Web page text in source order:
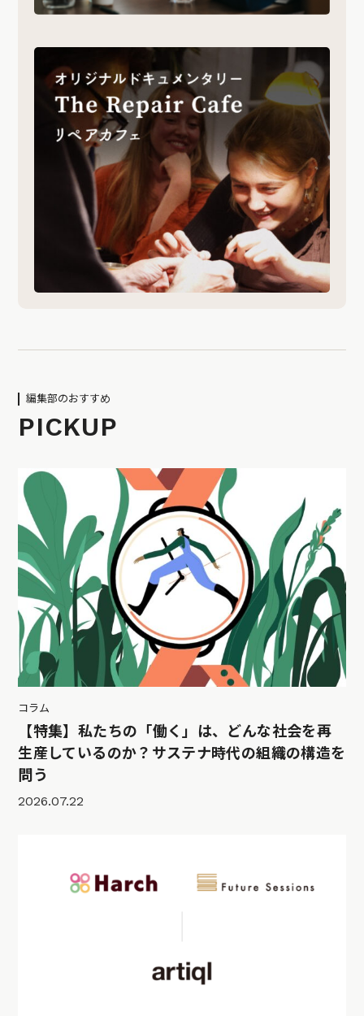
編集部のおすすめ
PICKUP
コラム
【特集】私たちの「働く」は、どんな社会を再
生産しているのか？サステナ時代の組織の構造を
問う
2026.07.22